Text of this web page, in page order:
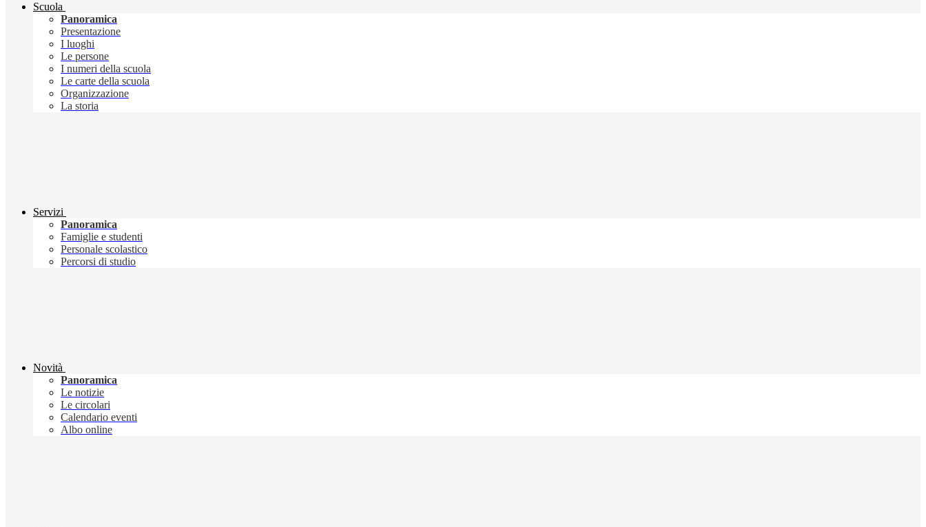
Scuola
Panoramica
Presentazione
I luoghi
Le persone
I numeri della scuola
Le carte della scuola
Organizzazione
La storia
Servizi
Panoramica
Famiglie e studenti
Personale scolastico
Percorsi di studio
Novità
Panoramica
Le notizie
Le circolari
Calendario eventi
Albo online